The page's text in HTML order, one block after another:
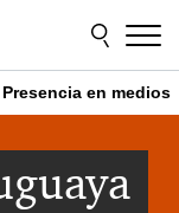
Presencia en medios